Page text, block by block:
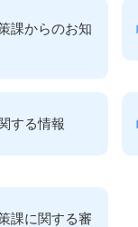
課からのお知
する情報
課に関する審